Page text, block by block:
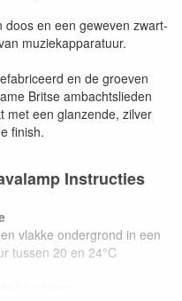
en een geweven zwart-
muziekapparatuur.
en de groeven
Britse ambachtslieden
met een glanzende, zilver
finish.
Instructies
vlakke ondergrond in een
tussen 20 en 24°C